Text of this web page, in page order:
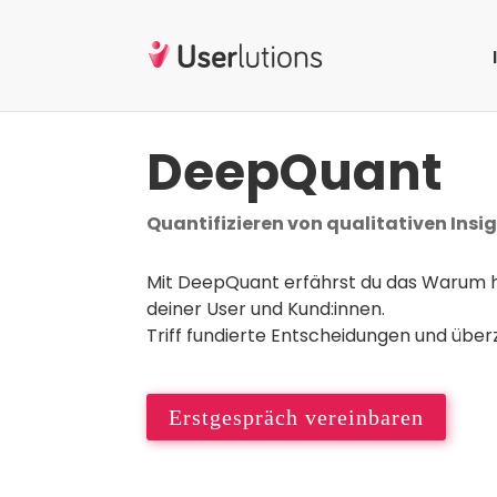
DeepQuant
Quantifizieren von qualitativen
Mit DeepQuant erfährst du das
deiner User und Kund:innen.
Triff fundierte Entscheidungen und
Erstgespräch vereinbaren